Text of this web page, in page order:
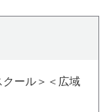
ール＞＜広域